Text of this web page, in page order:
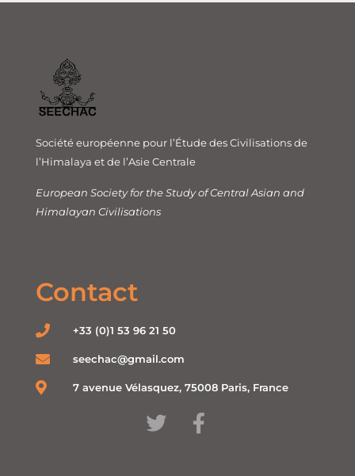
Société européenne pour l’Étude des Civilisations de
l’Himalaya et de l’Asie Centrale
European Society for the Study of Central Asian and
Himalayan Civilisations
Contact
+33 (0)1 53 96 21 50
seechac@gmail.com
7 avenue Vélasquez, 75008 Paris, France